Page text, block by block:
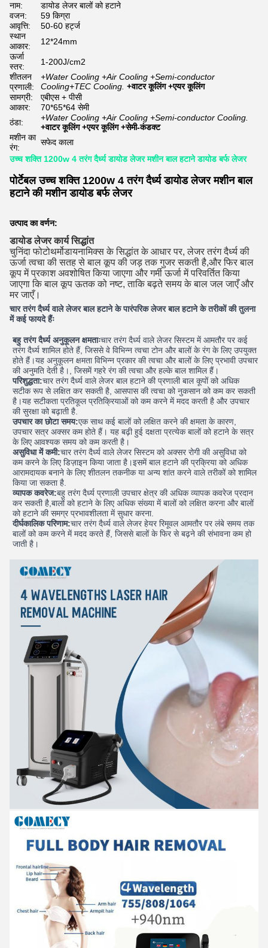
नाम:
डायोड लेजर बालों को हटाने
वजन:
59 किग्रा
आवृत्ति:
50-60 हर्ट्ज
स्थान
आकार:
12*24mm
ऊर्जा
स्तर:
1-200J/cm2
शीतलन
प्रणाली:
+Water Cooling +Air Cooling +Semi-conductor
Cooling+TEC Cooling. +वाटर कूलिंग +एयर कूलिंग
सामग्री:
एबीएस + पीसी
आकार:
70*65*64 सेमी
ठंडा:
+Water Cooling +Air Cooling +Semi-conductor Cooling.
+वाटर कूलिंग +एयर कूलिंग +सेमी-कंडक्ट
मशीन का
रंग:
सफेद काला
उच्च शक्ति 1200w 4 तरंग दैर्ध्य डायोड लेजर मशीन बाल हटाने डायोड बर्फ लेजर
पोर्टेबल उच्च शक्ति 1200w 4 तरंग दैर्ध्य डायोड लेजर मशीन बाल
हटाने की मशीन डायोड बर्फ लेजर
उत्पाद का वर्णन:
डायोड लेजर कार्य सिद्धांत
चुनिंदा फोटोथर्मोडायनामिक्स के सिद्धांत के आधार पर, लेजर तरंग दैर्ध्य की
ऊर्जा त्वचा की सतह से बाल कूप की जड़ तक गुजर सकती है,और फिर बाल
कूप में प्रकाश अवशोषित किया जाएगा और गर्मी ऊर्जा में परिवर्तित किया
जाएगा कि बाल कूप ऊतक को नष्ट, ताकि बढ़ते समय के बाल जल जाएँ और
मर जाएँ।
चार तरंग दैर्ध्य वाले लेजर बाल हटाने के पारंपरिक लेजर बाल हटाने के तरीकों की तुलना
में कई फायदे हैंः
बहु तरंग दैर्ध्य अनुकूलन क्षमताःचार तरंग दैर्ध्य वाले लेजर सिस्टम में आमतौर पर कई
तरंग दैर्ध्य शामिल होते हैं, जिससे वे विभिन्न त्वचा टोन और बालों के रंग के लिए उपयुक्त
होते हैं।यह अनुकूलन क्षमता विभिन्न प्रकार की त्वचा और बालों के लिए प्रभावी उपचार
की अनुमति देती है।, जिसमें गहरे रंग की त्वचा और हल्के बाल शामिल हैं।
परिशुद्धता:चार तरंग दैर्ध्य वाले लेजर बाल हटाने की प्रणाली बाल कूपों को अधिक
सटीक रूप से लक्षित कर सकती है, आसपास की त्वचा को नुकसान को कम कर सकती
है।यह सटीकता प्रतिकूल प्रतिक्रियाओं को कम करने में मदद करती है और उपचार
की सुरक्षा को बढ़ाती है.
उपचार का छोटा समय:एक साथ कई बालों को लक्षित करने की क्षमता के कारण,
उपचार सत्र अक्सर कम होते हैं। यह बढ़ी हुई दक्षता प्रत्येक बालों को हटाने के सत्र
के लिए आवश्यक समय को कम करती है।
असुविधा में कमी:चार तरंग दैर्ध्य वाले लेजर सिस्टम को अक्सर रोगी की असुविधा को
कम करने के लिए डिज़ाइन किया जाता है।इसमें बाल हटाने की प्रक्रिया को अधिक
आरामदायक बनाने के लिए शीतलन तकनीक या अन्य शांत करने वाले तरीकों को शामिल
किया जा सकता है.
व्यापक कवरेज:बहु तरंग दैर्ध्य प्रणाली उपचार क्षेत्र की अधिक व्यापक कवरेज प्रदान
कर सकती है,बालों को हटाने के लिए अधिक संख्या में बालों को लक्षित करना और बालों
को हटाने की समग्र प्रभावशीलता में सुधार करना.
दीर्घकालिक परिणाम:चार तरंग दैर्ध्य वाले लेजर हेयर रिमूवल आमतौर पर लंबे समय तक
बालों को कम करने में मदद करते हैं, जिससे बालों के फिर से बढ़ने की संभावना कम हो
जाती है।